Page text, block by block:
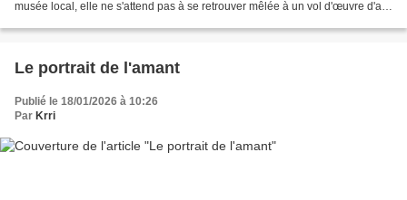
musée local, elle ne s'attend pas à se retrouver mêlée à un vol d'œuvre d'art,
Le portrait de l'amant
Publié le 18/01/2026 à 10:26
Par Krri